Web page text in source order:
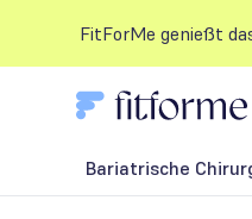
FitForMe genießt
Bariatrische